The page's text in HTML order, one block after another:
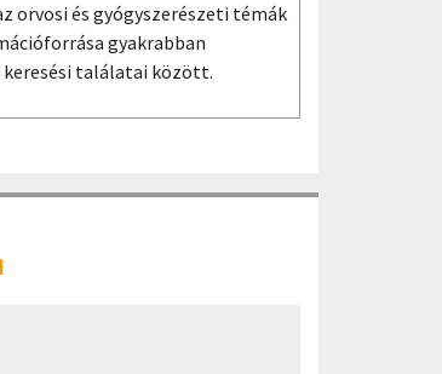
orvosi és gyógyszerészeti témák
gyakrabban
keresési találatai között.